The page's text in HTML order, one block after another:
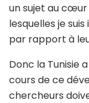
un sujet au
lesquelles je
par rapport à
Donc la Tunisie
cours de ce
chercheurs